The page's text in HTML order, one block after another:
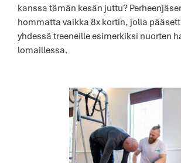
kanssa tämän kesän juttu?
hommatta vaikka 8x kortin, jolla
yhdessä treeneille esimerkiksi nuorten
lomaillessa.